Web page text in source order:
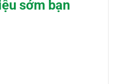
sớm bạn